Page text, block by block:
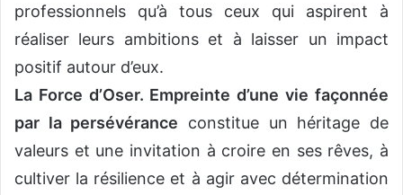
professionnels qu’à tous ceux qui aspirent à
réaliser leurs ambitions et à laisser un impact
positif autour d’eux.
La Force d’Oser. Empreinte d’une vie façonnée
par la persévérance constitue un héritage de
valeurs et une invitation à croire en ses rêves, à
cultiver la résilience et à agir avec détermination